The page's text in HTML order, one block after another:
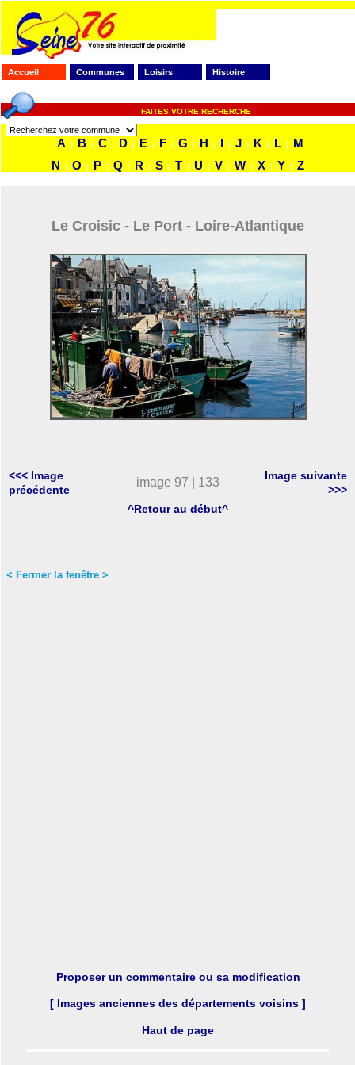
Accueil Communes Loisirs Histoire
FAITES VOTRE RECHERCHE
A | B | C | D | E | F | G | H | I | J | K | L |
M
N
| O | P | Q | R | S | T | U | V | W | X | Y | Z
Le Croisic - Le Port - Loire-Atlantique
<<< Image
précédente
image 97 | 133
Image suivante
>>>
^Retour au début^
< Fermer la fenêtre >
Proposer un commentaire ou sa modification
[ Images anciennes des départements voisins ]
Haut de page